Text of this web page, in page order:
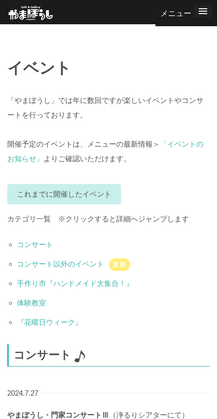
イベント
「やまぼうし」では年に数回ですが楽しいイベントやコンサ
ートを行っております。
開催予定のイベントは、メニューの最新情報＞
「イベントの
お知らせ」
よりご確認いただけます。
これまでに開催したイベント
カテゴリ一覧 ※クリックすると詳細へジャンプします
コンサート
コンサート以外のイベント 更新
手作り市『ハンドメイド大集合！』
体験教室
『花曜日ウィーク』
コンサート
2024.7.27
やまぼうし・門家コンサートⅢ
（浄るりシアターにて）